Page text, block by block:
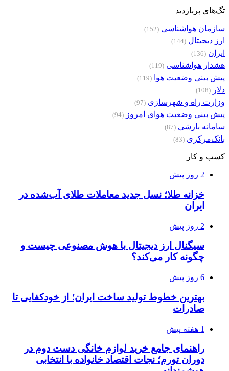
تگ‌های پربازدید
سازمان هواشناسی (152)
ارز دیجیتال (144)
ایران (136)
هشدار هواشناسی (119)
پیش بینی وضعیت هوا (119)
دلار (108)
وزارت راه و شهرسازی (97)
پیش بینی وضعیت هوای امروز (94)
سامانه بارشی (87)
بانک‌مرکزی (83)
کسب و کار
2 روز پیش
خزانه طلا؛ نسل جدید معاملات طلای آب‌شده در
ایران
2 روز پیش
سیگنال ارز دیجیتال با هوش مصنوعی چیست و
چگونه کار می‌کند؟
6 روز پیش
بهترین خطوط تولید ساخت ایران؛ از خودکفایی تا
صادرات
1 هفته پیش
راهنمای جامع خرید لوازم خانگی دست دوم در
دوران تورم؛ نجات اقتصاد خانواده با انتخابی